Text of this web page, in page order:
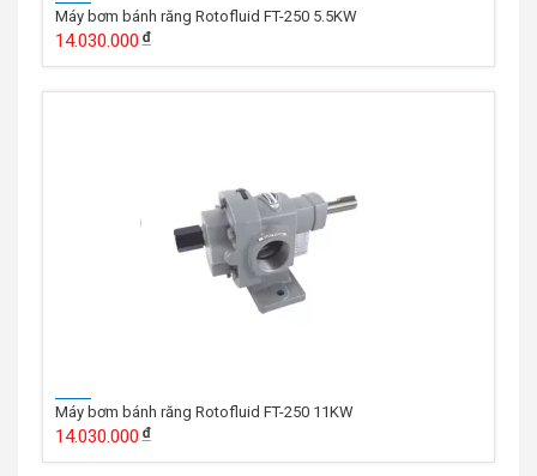
Máy bơm bánh răng Rotofluid FT-250 5.5KW
14.030.000
Máy bơm bánh răng Rotofluid FT-250 11KW
14.030.000